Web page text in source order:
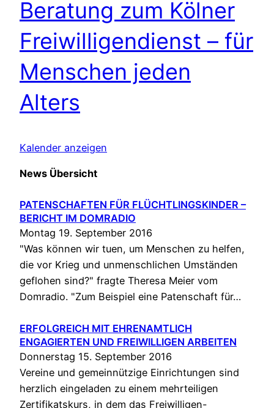
Beratung zum Kölner
Freiwilligendienst – für
Menschen jeden
Alters
Kalender anzeigen
News Übersicht
PATENSCHAFTEN FÜR FLÜCHTLINGSKINDER –
BERICHT IM DOMRADIO
Montag 19. September 2016
"Was können wir tuen, um Menschen zu helfen,
die vor Krieg und unmenschlichen Umständen
geflohen sind?" fragte Theresa Meier vom
Domradio. "Zum Beispiel eine Patenschaft für…
ERFOLGREICH MIT EHRENAMTLICH
ENGAGIERTEN UND FREIWILLIGEN ARBEITEN
Donnerstag 15. September 2016
Vereine und gemeinnützige Einrichtungen sind
herzlich eingeladen zu einem mehrteiligen
Zertifikatskurs, in dem das Freiwilligen-